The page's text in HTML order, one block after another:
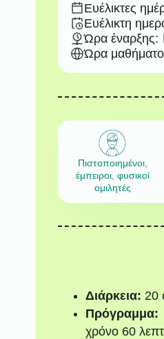
Ευέλικτες
Ευέλικτη
Ώρα έναρξης:
Ώρα
Πιστοποιημένοι,
έμπειροι, φυσικοί
ομιλητές
Διάρκεια: 20
Πρόγραμμα:
χρόνο 60